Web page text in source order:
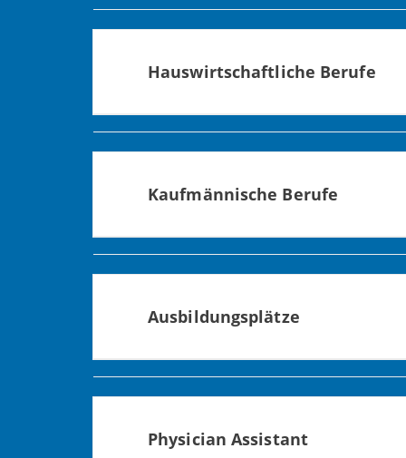
Sozialstiftung Bamberg bietet
Hauswirtschaftliche Berufe
nachvollziehbare und verlässliche
Kaufmännische Berufe
wir Arbeitsplätze in allen gängigen
Ausbildungsplätze
Ausbildungszeit zu übernehmen.
Physician Assistant